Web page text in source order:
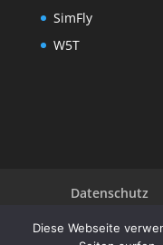
SimFly
W5T
Datenschutz
Diese Webseite